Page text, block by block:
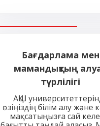
Бағдарлама мен
мамандықтың
түрлілігі
АҚШ
өзіңіздің білім алу және
мақсатыңызға сай